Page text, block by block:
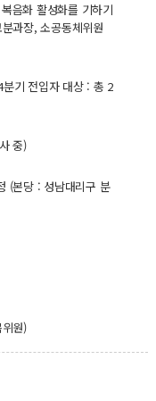
음화 활성화를 기하기
과장, 소공동체위원
기 전입자 대상 : 총 2
중)
(본당 : 성남대리구 분
원)